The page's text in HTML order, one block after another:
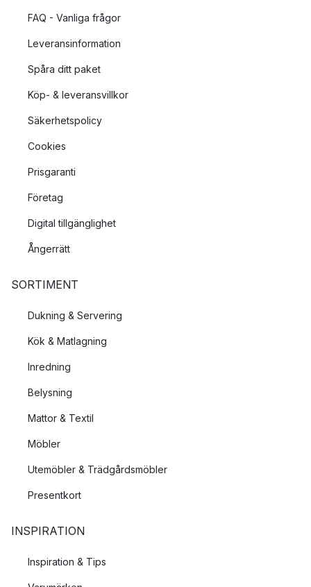
FAQ - Vanliga frågor
Leveransinformation
Spåra ditt paket
Köp- & leveransvillkor
Säkerhetspolicy
Cookies
Prisgaranti
Företag
Digital tillgänglighet
Ångerrätt
SORTIMENT
Dukning & Servering
Kök & Matlagning
Inredning
Belysning
Mattor & Textil
Möbler
Utemöbler & Trädgårdsmöbler
Presentkort
INSPIRATION
Inspiration & Tips